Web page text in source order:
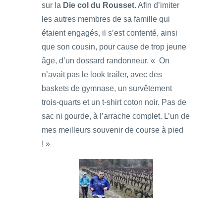
sur la Die col du Rousset. Afin d’imiter
les autres membres de sa famille qui
étaient engagés, il s’est contenté, ainsi
que son cousin, pour cause de trop jeune
âge, d’un dossard randonneur. « On
n’avait pas le look trailer, avec des
baskets de gymnase, un survêtement
trois-quarts et un t-shirt coton noir. Pas de
sac ni gourde, à l’arrache complet. L’un de
mes meilleurs souvenir de course à pied
! »